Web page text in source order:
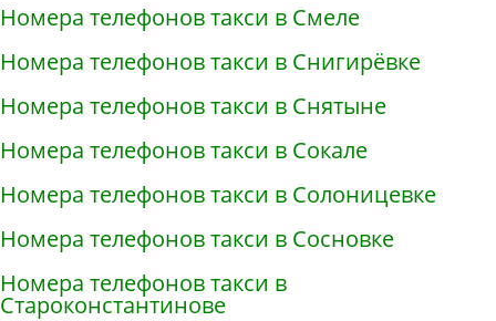
Номера телефонов такси в Смеле
Номера телефонов такси в Снигирёвке
Номера телефонов такси в Снятыне
Номера телефонов такси в Сокале
Номера телефонов такси в Солоницевке
Номера телефонов такси в Сосновке
Номера телефонов такси в
Староконстантинове